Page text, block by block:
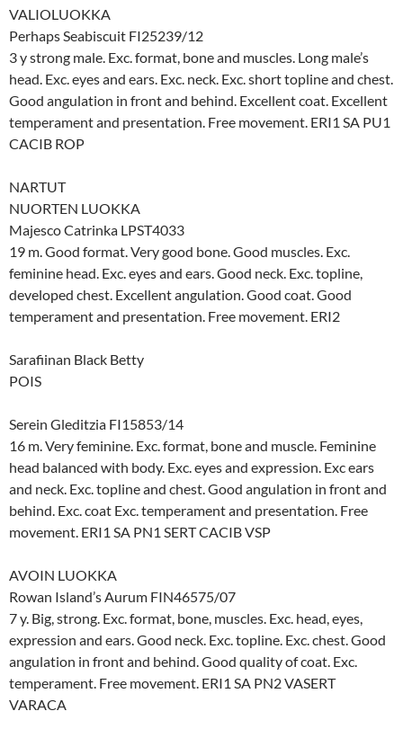
VALIOLUOKKA
Perhaps Seabiscuit FI25239/12
3 y strong male. Exc. format, bone and muscles. Long male’s
head. Exc. eyes and ears. Exc. neck. Exc. short topline and chest.
Good angulation in front and behind. Excellent coat. Excellent
temperament and presentation. Free movement. ERI1 SA PU1
CACIB ROP
NARTUT
NUORTEN LUOKKA
Majesco Catrinka LPST4033
19 m. Good format. Very good bone. Good muscles. Exc.
feminine head. Exc. eyes and ears. Good neck. Exc. topline,
developed chest. Excellent angulation. Good coat. Good
temperament and presentation. Free movement. ERI2
Sarafiinan Black Betty
POIS
Serein Gleditzia FI15853/14
16 m. Very feminine. Exc. format, bone and muscle. Feminine
head balanced with body. Exc. eyes and expression. Exc ears
and neck. Exc. topline and chest. Good angulation in front and
behind. Exc. coat Exc. temperament and presentation. Free
movement. ERI1 SA PN1 SERT CACIB VSP
AVOIN LUOKKA
Rowan Island’s Aurum FIN46575/07
7 y. Big, strong. Exc. format, bone, muscles. Exc. head, eyes,
expression and ears. Good neck. Exc. topline. Exc. chest. Good
angulation in front and behind. Good quality of coat. Exc.
temperament. Free movement. ERI1 SA PN2 VASERT
VARACA